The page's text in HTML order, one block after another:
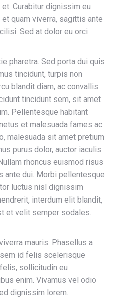
Curabitur dignissim eu
quam viverra, sagittis ante
Sed at dolor eu orci
pharetra. Sed porta dui quis
tincidunt, turpis non
blandit diam, ac convallis
tincidunt sem, sit amet
Pellentesque habitant
et malesuada fames ac
malesuada sit amet pretium
purus dolor, auctor iaculis
rhoncus euismod risus
ante dui. Morbi pellentesque
luctus nisl dignissim
interdum elit blandit,
et velit semper sodales.
mauris. Phasellus a
id felis scelerisque
sollicitudin eu
enim. Vivamus vel odio
dignissim lorem.